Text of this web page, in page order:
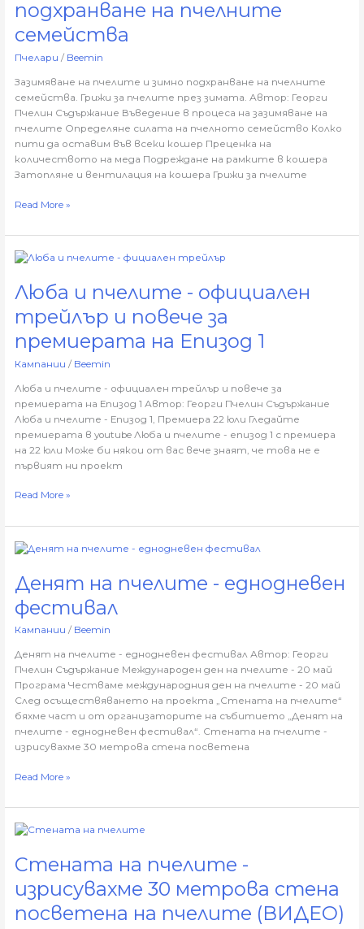
подхранване на пчелните
семейства
Пчелари / Beemin
Зазимяване на пчелите и зимно подхранване на пчелните
семейства. Грижи за пчелите през зимата. Автор: Георги
Пчелин Съдържание Въведение в процеса на зазимяване на
пчелите Определяне силата на пчелното семейство Колко
пити да оставим във всеки кошер Преценка на
количеството на меда Подреждане на рамките в кошера
Затопляне и вентилация на кошера Грижи за пчелите
зимно
подхранване
на
пчелните
Read More »
Люба и пчелите - официален
трейлър и повече за
премиерата на Епизод 1
Кампании / Beemin
Люба и пчелите - официален трейлър и повече за
премиерата на Епизод 1 Автор: Георги Пчелин Съдържание
Люба и пчелите - Епизод 1, Премиера 22 юли Гледайте
премиерата в youtube Люба и пчелите - епизод 1 с премиера
на 22 юли Може би някои от вас вече знаят, че това не е
първият ни проект
Люба
пчелите
-
официален
и
повече
премиерата
на
Епизод
1
Read More »
Денят на пчелите - еднодневен
фестивал
Кампании / Beemin
Денят на пчелите - еднодневен фестивал Автор: Георги
Пчелин Съдържание Международен ден на пчелите - 20 май
Програма Честваме международния ден на пчелите - 20 май
След осъществяването на проекта „Стената на пчелите“
бяхме част и от организаторите на събитието „Денят на
пчелите - еднодневен фестивал“. Стената на пчелите -
изрисувахме 30 метрова стена посветена
Денят
пчелите
-
еднодневен
фестивал
Read More »
Стената на пчелите -
изрисувахме 30 метрова стена
посветена на пчелите (ВИДЕО)
Стената
пчелите
изрисувахме
метрова